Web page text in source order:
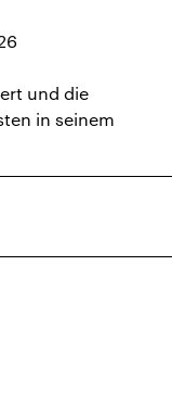
und die
in seinem